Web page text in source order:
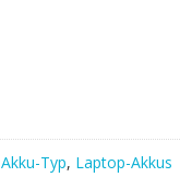
Akku-Typ, Laptop-Akkus